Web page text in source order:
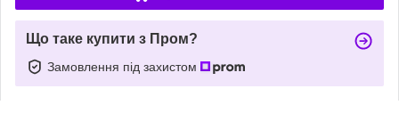
Що таке купити з Пром?
Замовлення під захистом